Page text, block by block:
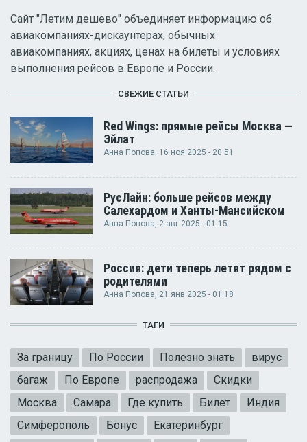
Сайт "Летим дешево" объединяет информацию об
авиакомпаниях-дискаунтерах, обычных
авиакомпаниях, акциях, ценах на билеты и условиях
выполнения рейсов в Европе и России.
СВЕЖИЕ СТАТЬИ
Red Wings: прямые рейсы Москва —
Эйлат
Анна Попова, 16 ноя 2025 - 20:51
РусЛайн: больше рейсов между
Салехардом и Ханты-Мансийском
Анна Попова , 2 авг 2025 - 01:15
Россия: дети теперь летят рядом с
родителями
Анна Попова, 21 янв 2025 - 01:18
ТАГИ
За границу По России Полезно знать
вирус
багаж
По Европе распродажа
Скидки
Москва
Самара Где купить Билет
Индия
Симферополь
Бонус
Екатеринбург